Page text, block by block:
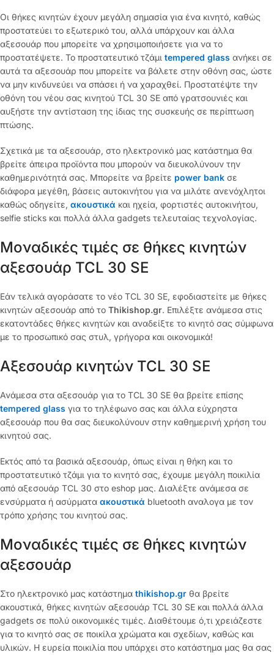
Οι θήκες κινητών έχουν μεγάλη σημασία για ένα κινητό, καθώς
προστατεύει το εξωτερικό του, αλλά υπάρχουν και άλλα
αξεσουάρ που μπορείτε να χρησιμοποιήσετε για να το
προστατέψετε. Το προστατευτικό τζάμι tempered glass ανήκει σε
αυτά τα αξεσουάρ που μπορείτε να βάλετε στην οθόνη σας, ώστε
να μην κινδυνεύει να σπάσει ή να χαραχθεί. Προστατέψτε την
οθόνη του νέου σας κινητού TCL 30 SE από γρατσουνιές και
αυξήστε την αντίσταση της ίδιας της συσκευής σε περίπτωση
πτώσης.
Σχετικά με τα αξεσουάρ, στο ηλεκτρονικό μας κατάστημα θα
βρείτε άπειρα προϊόντα που μπορούν να διευκολύνουν την
καθημερινότητά σας. Μπορείτε να βρείτε power bank σε
διάφορα μεγέθη, βάσεις αυτοκινήτου για να μιλάτε ανενόχλητοι
καθώς οδηγείτε, ακουστικά και ηχεία, φορτιστές αυτοκινήτου,
selfie sticks και πολλά άλλα gadgets τελευταίας τεχνολογίας.
Μοναδικές τιμές σε θήκες κινητών
αξεσουάρ TCL 30 SE
Εάν τελικά αγοράσατε το νέο TCL 30 SE, εφοδιαστείτε με θήκες
κινητών αξεσουάρ από το Thikishop.gr. Επιλέξτε ανάμεσα στις
εκατοντάδες θήκες κινητών και αναδείξτε το κινητό σας σύμφωνα
με το προσωπικό σας στυλ, γρήγορα και οικονομικά!
Αξεσουάρ κινητών TCL 30 SE
Ανάμεσα στα αξεσουάρ για το TCL 30 SE θα βρείτε επίσης
tempered glass για το τηλέφωνο σας και άλλα εύχρηστα
αξεσουάρ που θα σας διευκολύνουν στην καθημερινή χρήση του
κινητού σας.
Εκτός από τα βασικά αξεσουάρ, όπως είναι η θήκη και το
προστατευτικό τζάμι για το κινητό σας, έχουμε μεγάλη ποικιλία
από αξεσουάρ TCL 30 στο eshop μας. Διαλέξτε ανάμεσα σε
ενσύρματα ή ασύρματα ακουστικά bluetooth αναλογα με τον
τρόπο χρήσης του κινητού σας.
Μοναδικές τιμές σε θήκες κινητών
αξεσουάρ
Στο ηλεκτρονικό μας κατάστημα thikishop.gr θα βρείτε
ακουστικά, θήκες κινητών αξεσουάρ TCL 30 SE και πολλά άλλα
gadgets σε πολύ οικονομικές τιμές. Διαθέτουμε ό,τι χρειάζεστε
για το κινητό σας σε ποικίλα χρώματα και σχεδίων, καθώς και
υλικών. Η ευρεία ποικιλία που υπάρχει στο κατάστημα μας θα σας